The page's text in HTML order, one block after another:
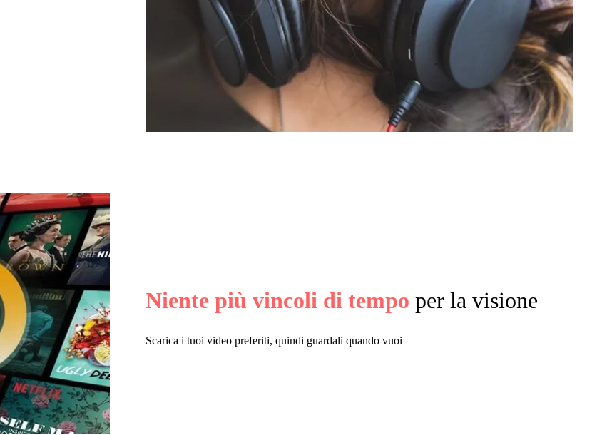
Niente più vincoli di tempo per la visione
Scarica i tuoi video preferiti, quindi guardali quando vuoi